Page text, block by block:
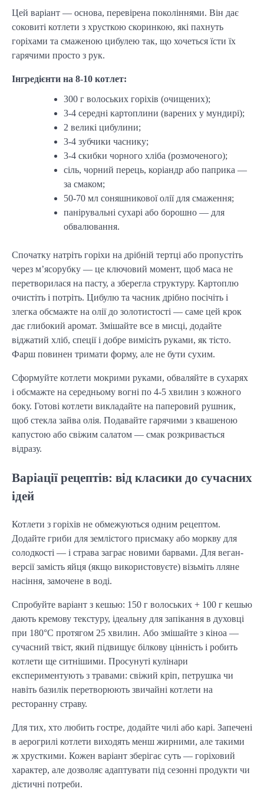
Цей варіант — основа, перевірена поколіннями. Він дає
соковиті котлети з хрусткою скоринкою, які пахнуть
горіхами та смаженою цибулею так, що хочеться їсти їх
гарячими просто з рук.
Інгредієнти на 8-10 котлет:
300 г волоських горіхів (очищених);
3-4 середні картоплини (варених у мундирі);
2 великі цибулини;
3-4 зубчики часнику;
3-4 скибки чорного хліба (розмоченого);
сіль, чорний перець, коріандр або паприка —
за смаком;
50-70 мл соняшникової олії для смаження;
панірувальні сухарі або борошно — для
обвалювання.
Спочатку натріть горіхи на дрібній тертці або пропустіть
через м’ясорубку — це ключовий момент, щоб маса не
перетворилася на пасту, а зберегла структуру. Картоплю
очистіть і потріть. Цибулю та часник дрібно посічіть і
злегка обсмажте на олії до золотистості — саме цей крок
дає глибокий аромат. Змішайте все в мисці, додайте
віджатий хліб, спеції і добре вимісіть руками, як тісто.
Фарш повинен тримати форму, але не бути сухим.
Сформуйте котлети мокрими руками, обваляйте в сухарях
і обсмажте на середньому вогні по 4-5 хвилин з кожного
боку. Готові котлети викладайте на паперовий рушник,
щоб стекла зайва олія. Подавайте гарячими з квашеною
капустою або свіжим салатом — смак розкривається
відразу.
Варіації рецептів: від класики до сучасних
ідей
Котлети з горіхів не обмежуються одним рецептом.
Додайте гриби для землістого присмаку або моркву для
солодкості — і страва заграє новими барвами. Для веган-
версії замість яйця (якщо використовуєте) візьміть лляне
насіння, замочене в воді.
Спробуйте варіант з кешью: 150 г волоських + 100 г кешью
дають кремову текстуру, ідеальну для запікання в духовці
при 180°C протягом 25 хвилин. Або змішайте з кіноа —
сучасний твіст, який підвищує білкову цінність і робить
котлети ще ситнішими. Просунуті кулінари
експериментують з травами: свіжий кріп, петрушка чи
навіть базилік перетворюють звичайні котлети на
ресторанну страву.
Для тих, хто любить гостре, додайте чилі або карі. Запечені
в аерогрилі котлети виходять менш жирними, але такими
ж хрусткими. Кожен варіант зберігає суть — горіховий
характер, але дозволяє адаптувати під сезонні продукти чи
дієтичні потреби.